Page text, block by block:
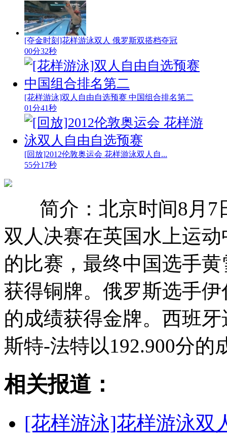
[夺金时刻]花样游泳双人 俄罗斯双搭档夺冠
00分32秒
[花样游泳]双人自由自选预赛 中国组合排名第二
01分41秒
[回放]2012伦敦奥运会 花样游泳双人自...
55分17秒
简介：北京时间8月7
双人决赛在英国水上运
的比赛，最终中国选手
获得铜牌。俄罗斯选手
的成绩获得金牌。西班
斯特-法特以192.900分的
相关报道：
[花样游泳]花样游泳双